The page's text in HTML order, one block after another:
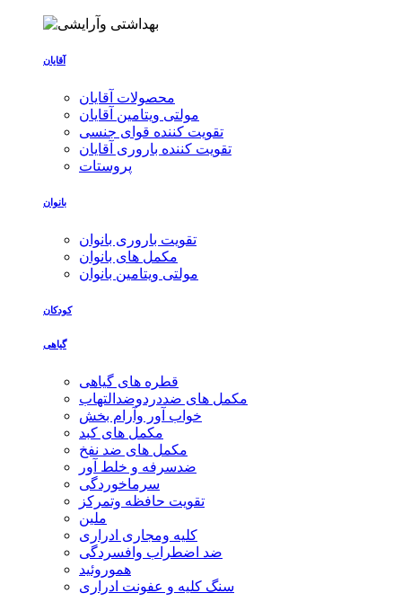
آقایان
محصولات آقایان
مولتی ویتامین آقایان
تقویت کننده قوای جنسی
تقویت کننده باروری آقایان
پروستات
بانوان
تقویت باروری بانوان
مکمل های بانوان
مولتی ویتامین بانوان
کودکان
گیاهی
قطره های گیاهی
مکمل های ضددردوضدالتهاب
خواب آور وآرام بخش
مکمل های کبد
مکمل های ضد نفخ
ضدسرفه و خلط آور
سرماخوردگی
تقویت حافظه وتمرکز
ملین
کلیه ومجاری ادراری
ضد اضطراب وافسردگی
هموروئید
سنگ کلیه و عفونت ادراری